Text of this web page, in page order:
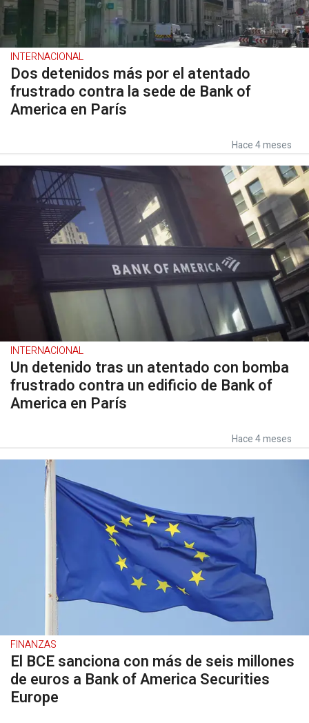
INTERNACIONAL
Dos detenidos más por el atentado
frustrado contra la sede de Bank of
America en París
Hace 4 meses
INTERNACIONAL
Un detenido tras un atentado con bomba
frustrado contra un edificio de Bank of
America en París
Hace 4 meses
FINANZAS
El BCE sanciona con más de seis millones
de euros a Bank of America Securities
Europe